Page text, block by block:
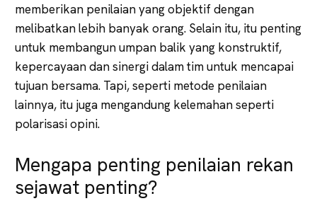
memberikan penilaian yang objektif dengan
melibatkan lebih banyak orang. Selain itu, itu penting
untuk membangun umpan balik yang konstruktif,
kepercayaan dan sinergi dalam tim untuk mencapai
tujuan bersama. Tapi, seperti metode penilaian
lainnya, itu juga mengandung kelemahan seperti
polarisasi opini.
Mengapa penting penilaian rekan
sejawat penting?